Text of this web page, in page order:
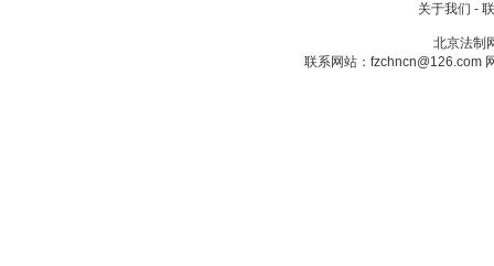
关于我们 -
北京法制网
联系网站：fzchncn@126.com